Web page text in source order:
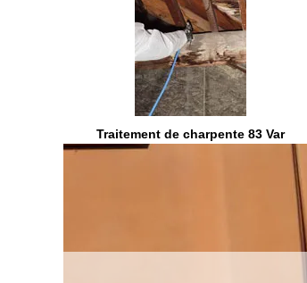
On vous rappelle
Traitement de charpente 83 Var